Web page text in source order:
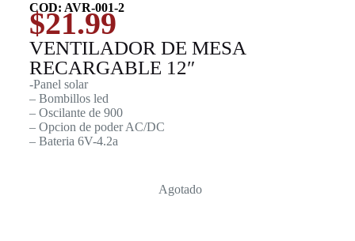
COD: AVR-001-2
$21.99
VENTILADOR DE MESA
RECARGABLE 12″
-Panel solar
– Bombillos led
– Oscilante de 900
– Opcion de poder AC/DC
– Bateria 6V-4.2a
Agotado